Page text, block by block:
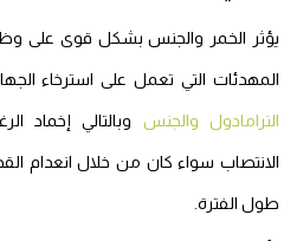
يؤثر الخمر والجنس بشكل قوى على
المهدئات التي تعمل على استرخاء
الترامادول والجنس وبالتالي إخماد
الانتصاب سواء كان من خلال انعدام
طول الفترة.